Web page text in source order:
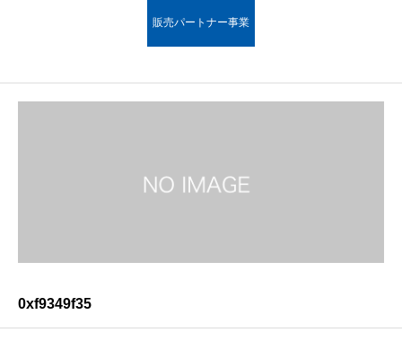
販売パートナー事業
0xf9349f35